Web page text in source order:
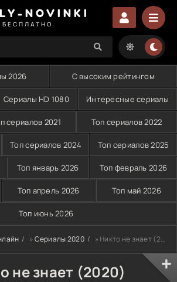
NOVINKI
2026 С высоким рейтингом
Сериалы HD 1080 Интересные сериалы
сериалов 2021 Топ сериалов 2022
Топ сериалов 2024 Топ сериалов 2025
Топ январь 2026 Топ февраль 2026
Топ апрель 2026 Топ май 2026
Топ июнь 2026
» Сериалы 2020 » Никто не знает (2020)
не знает (2020)